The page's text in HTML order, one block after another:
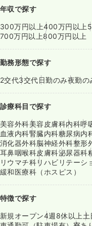
年収で探す
300万円以上400万円以上
700万円以上800万円以上
勤務形態で探す
2交代3交代日勤のみ夜勤の
診療科目で探す
美容外科美容皮膚科内科呼
血液内科腎臓内科糖尿病内
消化器外科脳神経外科整形
耳鼻咽喉科皮膚科泌尿器科
リウマチ科リハビリテーシ
緩和医療科（ホスピス）
特徴で探す
新規オープン4週8休以上 土